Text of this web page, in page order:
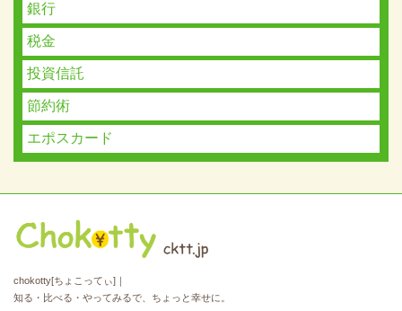
銀行
税金
投資信託
節約術
エポスカード
chokotty[ちょこってぃ]｜
知る・比べる・やってみるで、ちょっと幸せに。